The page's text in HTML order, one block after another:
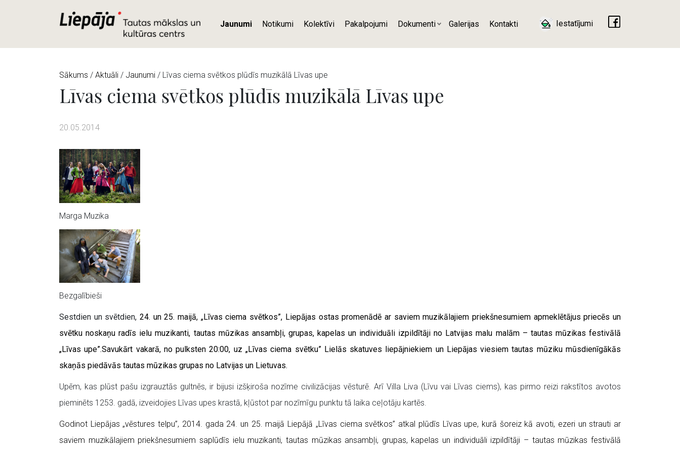
Jaunumi Notikumi Kolektīvi Pakalpojumi Dokumenti Galerijas Kontakti Iestatījumi
Sākums / Aktuāli / Jaunumi / Līvas ciema svētkos plūdīs muzikālā Līvas upe
Līvas ciema svētkos plūdīs muzikālā Līvas upe
20.05.2014
Marga Muzika
Bezgalībieši
Sestdien un svētdien,24. un 25. maijā, „Līvas ciema svētkos”, Liepājas ostas promenādē ar saviem muzikālajiem priekšnesumiem apmeklētājus priecēs un
svētku noskaņu radīs ielu muzikanti, tautas mūzikas ansambļi, grupas, kapelas un individuāli izpildītāji no Latvijas malu malām – tautas mūzikas festivālā
„Līvas upe”.Savukārt vakarā, no pulksten 20:00, uz „Līvas ciema svētku” Lielās skatuves liepājniekiem un Liepājas viesiem tautas mūziku mūsdienīgākās
skaņās piedāvās tautas mūzikas grupas no Latvijas un Lietuvas.
Upēm, kas plūst pašu izgrauztās gultnēs, ir bijusi izšķiroša nozīme civilizācijas vēsturē. Arī Villa Liva (Līvu vai Līvas ciems), kas pirmo reizi rakstītos avotos
pieminēts 1253. gadā, izveidojies Līvas upes krastā, kļūstot par nozīmīgu punktu tā laika ceļotāju kartēs.
Godinot Liepājas „vēstures telpu”, 2014. gada 24. un 25. maijā Liepājā „Līvas ciema svētkos” atkal plūdīs Līvas upe, kurā šoreiz kā avoti, ezeri un strauti ar
saviem muzikālajiem priekšnesumiem saplūdīs ielu muzikanti, tautas mūzikas ansambļi, grupas, kapelas un individuāli izpildītāji – tautas mūzikas festivālā